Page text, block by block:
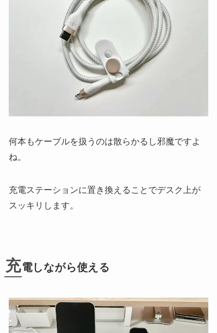
何本もケーブルを扱うのは散らかるし邪魔ですよ
ね。
充電ステーションに置き換えることでデスク上が
スッキリします。
充電しながら使える